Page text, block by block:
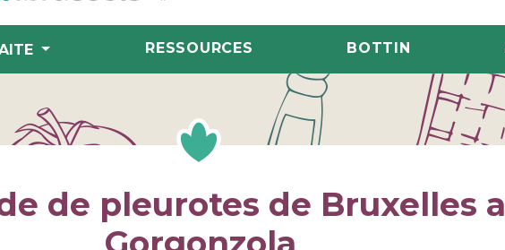
RESSOURCES BOTTIN
de pleurotes de Bruxelles